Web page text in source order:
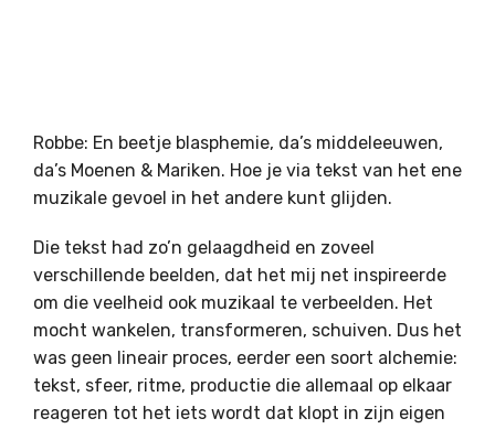
Robbe: En beetje blasphemie, da’s middeleeuwen,
da’s Moenen & Mariken. Hoe je via tekst van het ene
muzikale gevoel in het andere kunt glijden.
Die tekst had zo’n gelaagdheid en zoveel
verschillende beelden, dat het mij net inspireerde
om die veelheid ook muzikaal te verbeelden. Het
mocht wankelen, transformeren, schuiven. Dus het
was geen lineair proces, eerder een soort alchemie:
tekst, sfeer, ritme, productie die allemaal op elkaar
reageren tot het iets wordt dat klopt in zijn eigen